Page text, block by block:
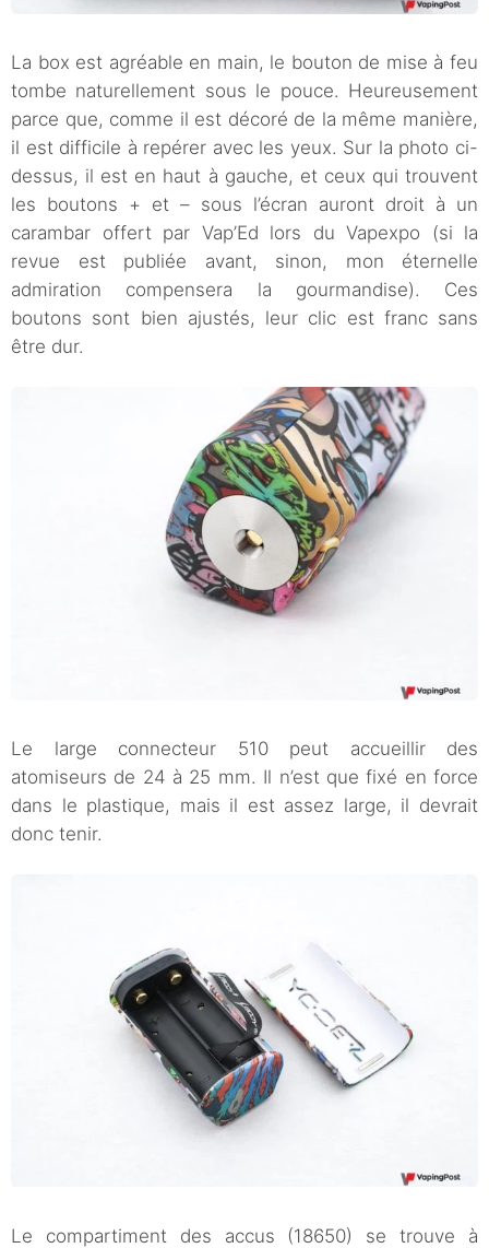
La box est agréable en main, le bouton de mise à feu
tombe naturellement sous le pouce. Heureusement
parce que, comme il est décoré de la même manière,
il est difficile à repérer avec les yeux. Sur la photo ci-
dessus, il est en haut à gauche, et ceux qui trouvent
les boutons + et – sous l’écran auront droit à un
carambar offert par Vap’Ed lors du Vapexpo (si la
revue est publiée avant, sinon, mon éternelle
admiration compensera la gourmandise). Ces
boutons sont bien ajustés, leur clic est franc sans
être dur.
Le large connecteur 510 peut accueillir des
atomiseurs de 24 à 25 mm. Il n’est que fixé en force
dans le plastique, mais il est assez large, il devrait
donc tenir.
Le compartiment des accus (18650) se trouve à